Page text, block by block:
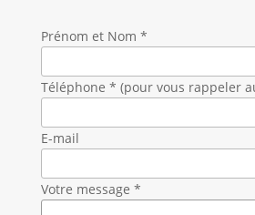
Prénom et Nom *
Téléphone * (pour vous rappeler
E-mail
Votre message *